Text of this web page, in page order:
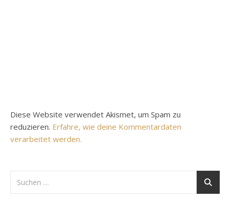
Diese Website verwendet Akismet, um Spam zu
reduzieren. Erfahre, wie deine Kommentardaten
verarbeitet werden.